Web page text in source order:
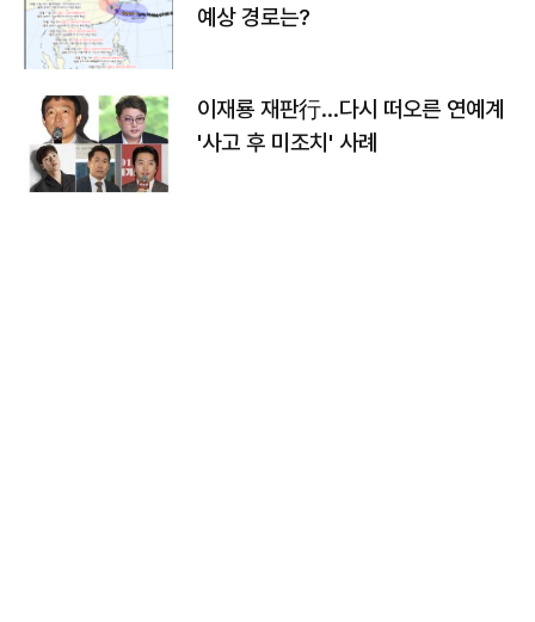
예상 경로는?
이재룡 재판行…다시 떠오른 연예계
'사고 후 미조치' 사례